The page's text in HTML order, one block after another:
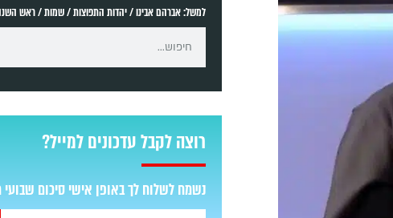
למשל: אברהם אבינו / יהדות התפוצות / שמות / ראש
רוצה לקבל עדכונים למייל?
נשמח לשלוח לך באופן אישי סיכום